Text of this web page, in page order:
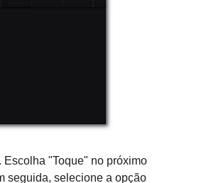
"Toque" no próximo
seguida, selecione a opção